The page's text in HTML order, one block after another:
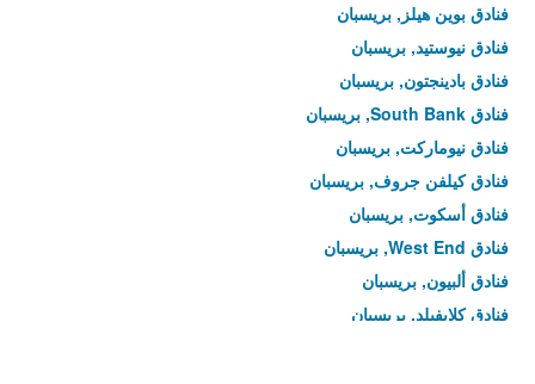
فنادق بوين هيلز, بريسبان
فنادق نيوستيد, بريسبان
فنادق بادينجتون, بريسبان
فنادق South Bank, بريسبان
فنادق نيوماركت, بريسبان
فنادق كيلفن جروف, بريسبان
فنادق أسكوت, بريسبان
فنادق West End, بريسبان
فنادق ألبيون, بريسبان
فنادق كلايفيلد, بريسبان